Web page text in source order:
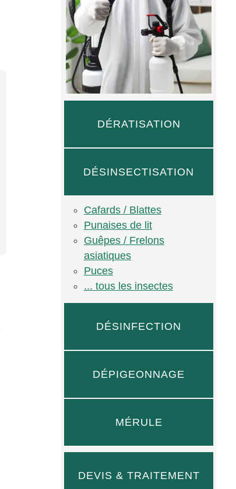
DÉRATISATION
DÉSINSECTISATION
Cafards / Blattes
Punaises de lit
Guêpes / Frelons
asiatiques
Puces
... tous les insectes
DÉSINFECTION
DÉPIGEONNAGE
MÉRULE
DEVIS & TRAITEMENT